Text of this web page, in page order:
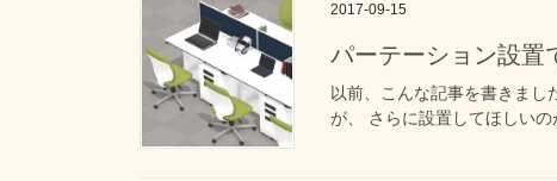
2017-09-15
パーテーション設置
以前、こんな記事を書きま
が、 さらに設置してほしい